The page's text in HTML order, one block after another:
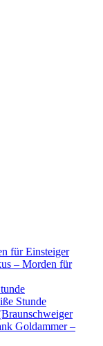
für Einsteiger
– Morden für
Stunde
Goldammer –